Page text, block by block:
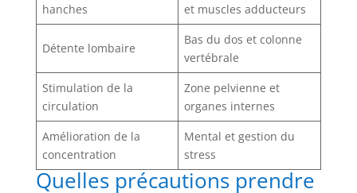
hanches
et muscles adducteurs
Détente lombaire
Bas du dos et colonne
vertébrale
Stimulation de la
circulation
Zone pelvienne et
organes internes
Amélioration de la
concentration
Mental et gestion du
stress
Quelles précautions prendre